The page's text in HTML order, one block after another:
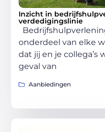
Inzicht in
verdedigingslinie
onderdeel van elke
dat jij en je
geval van
Aanbiedingen